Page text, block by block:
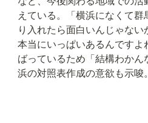
えている。「横浜になくて
り入れたら面白いんじゃな
本当にいっぱいあるんですよ
ばっているため「結構わか
浜の対照表作成の意欲も示唆。